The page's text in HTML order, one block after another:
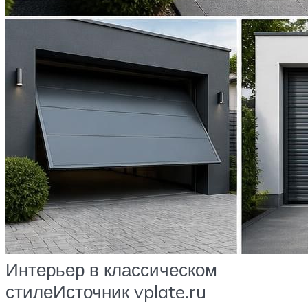
Интерьер в классическом
стилеИсточник vplate.ru